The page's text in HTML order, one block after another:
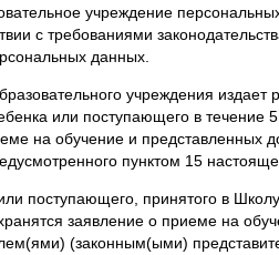
учреждение
с требованиями
данных.
учреждения издает
или поступающего в течение
на обучение и представленных
пунктом 15
поступающего, принятого в
заявление о приеме на
(законным(ыми)